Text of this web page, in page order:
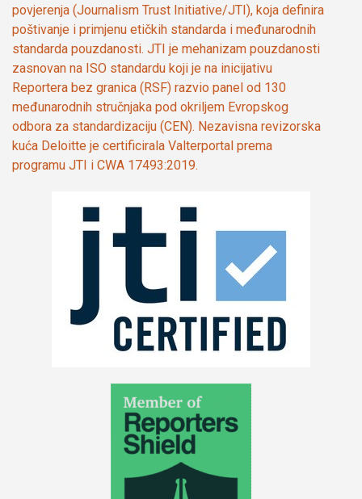
povjerenja (Journalism Trust Initiative/JTI), koja definira
poštivanje i primjenu etičkih standarda i međunarodnih
standarda pouzdanosti. JTI je mehanizam pouzdanosti
zasnovan na ISO standardu koji je na inicijativu
Reportera bez granica (RSF) razvio panel od 130
međunarodnih stručnjaka pod okriljem Evropskog
odbora za standardizaciju (CEN). Nezavisna revizorska
kuća Deloitte je certificirala Valterportal prema
programu JTI i CWA 17493:2019.